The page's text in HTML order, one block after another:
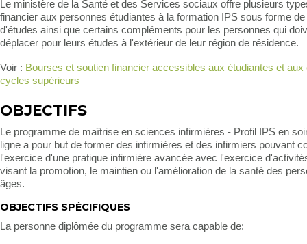
Le ministère de la Santé et des Services sociaux offre plusieurs
financier aux personnes étudiantes à la formation IPS sous forme
d'études ainsi que certains compléments pour les personnes qui
déplacer pour leurs études à l'extérieur de leur région de résidence.
Voir : Bourses et soutien financier accessibles aux étudiantes et aux
cycles supérieurs
OBJECTIFS
Le programme de maîtrise en sciences infirmières - Profil IPS en
ligne a pour but de former des infirmières et des infirmiers pouvant
l'exercice d'une pratique infirmière avancée avec l'exercice
visant la promotion, le maintien ou l'amélioration de la santé des
âges.
OBJECTIFS SPÉCIFIQUES
La personne diplômée du programme sera capable de: